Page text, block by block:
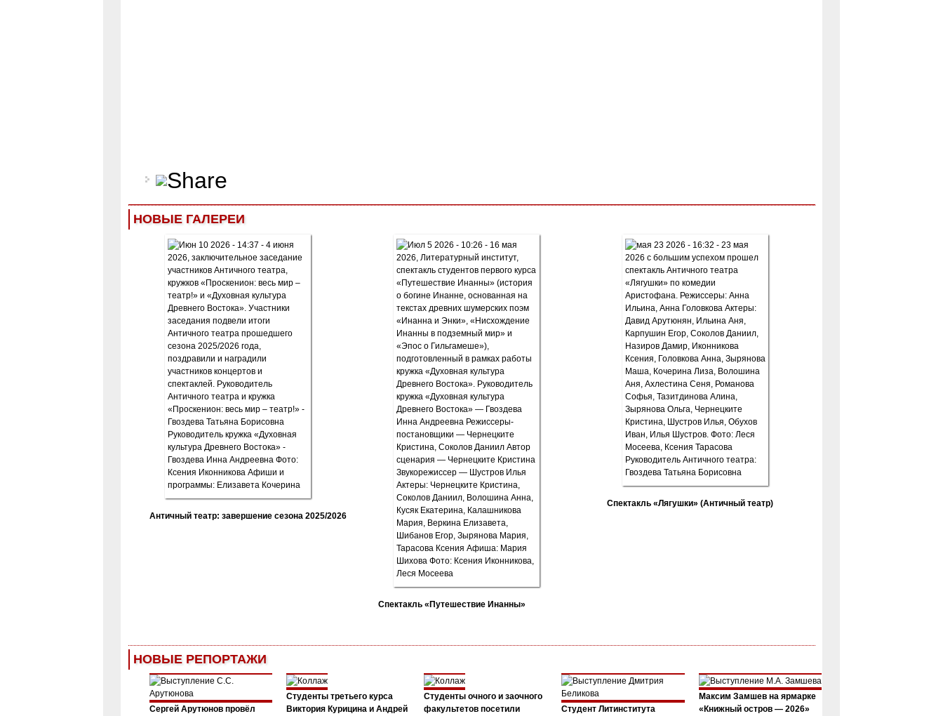
НОВЫЕ ГАЛЕРЕИ
Античный театр: завершение сезона 2025/2026
Спектакль «Путешествие Инанны»
Спектакль «Лягушки» (Античный театр)
НОВЫЕ РЕПОРТАЖИ
Сергей Арутюнов провёл
Студенты третьего курса
Виктория Курицина и Андрей
Студенты очного и заочного
факультетов посетили
Студент Литинститута
Максим Замшев на ярмарке
«Книжный остров — 2026»